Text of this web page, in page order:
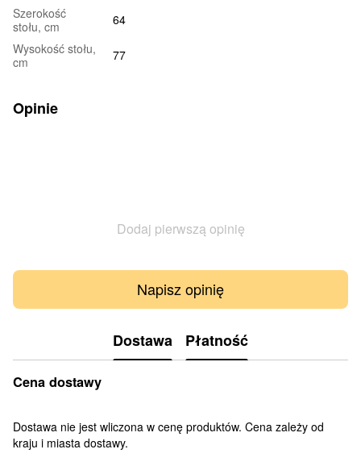
Szerokość
stołu, cm
64
Wysokość stołu,
cm
77
Opinie
Dodaj pierwszą opinię
Napisz opinię
Dostawa Płatność
Cena dostawy
Dostawa nie jest wliczona w cenę produktów. Cena zależy od
kraju i miasta dostawy.